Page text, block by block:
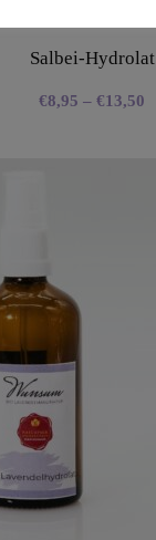
Salbei-Hydrolat
€8,95 – €13,50